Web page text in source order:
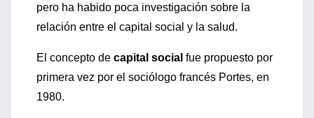
pero ha habido poca investigación sobre la
relación entre el capital social y la salud.
El concepto de capital social fue propuesto por
primera vez por el sociólogo francés Portes, en
1980.